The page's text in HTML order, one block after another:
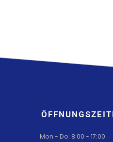
Mon - Do: 8:00 - 17:00